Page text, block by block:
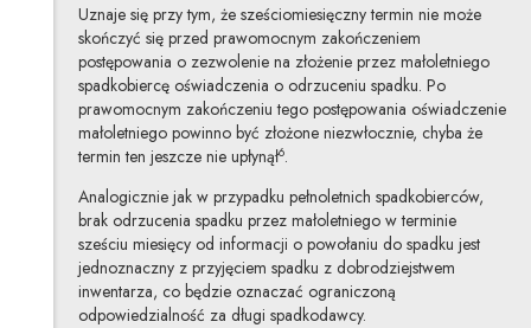
Uznaje się przy tym, że sześciomiesięczny termin nie może
skończyć się przed prawomocnym zakończeniem
postępowania o zezwolenie na złożenie przez małoletniego
spadkobiercę oświadczenia o odrzuceniu spadku. Po
prawomocnym zakończeniu tego postępowania oświadczenie
małoletniego powinno być złożone niezwłocznie, chyba że
termin ten jeszcze nie upłynął6.
Analogicznie jak w przypadku pełnoletnich spadkobierców,
brak odrzucenia spadku przez małoletniego w terminie
sześciu miesięcy od informacji o powołaniu do spadku jest
jednoznaczny z przyjęciem spadku z dobrodziejstwem
inwentarza, co będzie oznaczać ograniczoną
odpowiedzialność za długi spadkodawcy.